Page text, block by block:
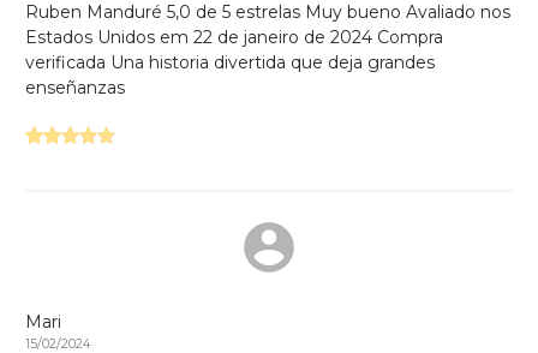
Ruben Manduré 5,0 de 5 estrelas Muy bueno Avaliado nos
Estados Unidos em 22 de janeiro de 2024 Compra
verificada Una historia divertida que deja grandes
enseñanzas
Mari
15/02/2024